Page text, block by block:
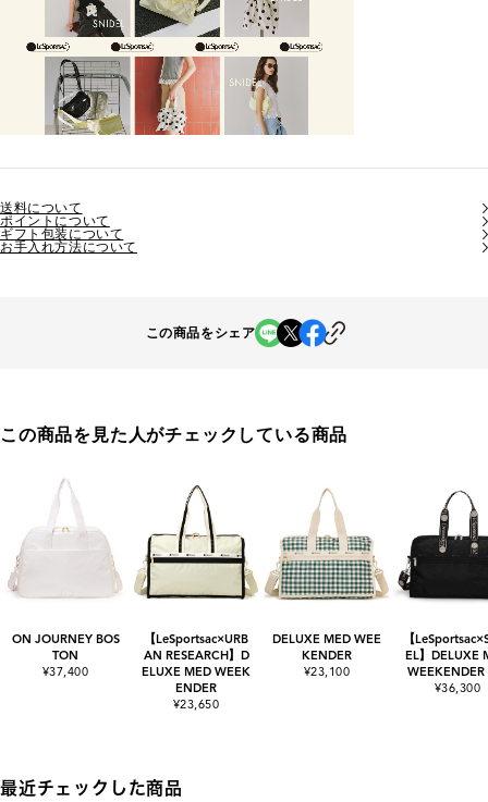
送料について
ポイントについて
ギフト包装について
お手入れ方法について
この商品をシェア
この商品を見た人がチェックしている商品
ON JOURNEY BOS
TON
¥37,400
【LeSportsac×URB
AN RESEARCH】D
ELUXE MED WEEK
ENDER
¥23,650
DELUXE MED WEE
KENDER
¥23,100
【
EL】DELUXE
WEEKENDER
¥36,300
最近チェックした商品